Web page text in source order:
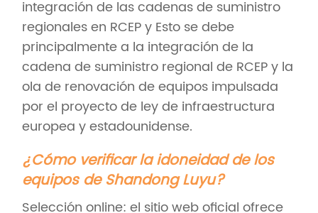
integración de las cadenas de suministro
regionales en RCEP y Esto se debe
principalmente a la integración de la
cadena de suministro regional de RCEP y la
ola de renovación de equipos impulsada
por el proyecto de ley de infraestructura
europea y estadounidense.
¿Cómo verificar la idoneidad de los
equipos de Shandong Luyu?
Selección online: el sitio web oficial ofrece